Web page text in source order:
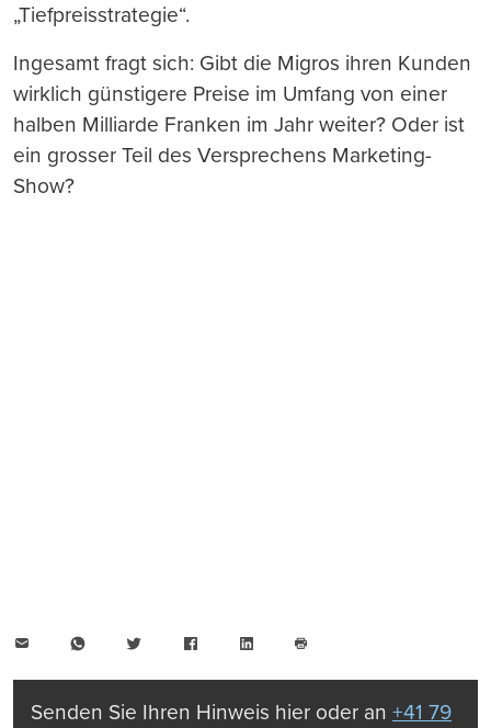
„Tiefpreisstrategie“.
Ingesamt fragt sich: Gibt die Migros ihren Kunden
wirklich günstigere Preise im Umfang von einer
halben Milliarde Franken im Jahr weiter? Oder ist
ein grosser Teil des Versprechens Marketing-
Show?
WhatsAppTwitter FacebookLinkedIn
drucken
Senden Sie Ihren Hinweis hier oder an +41 79